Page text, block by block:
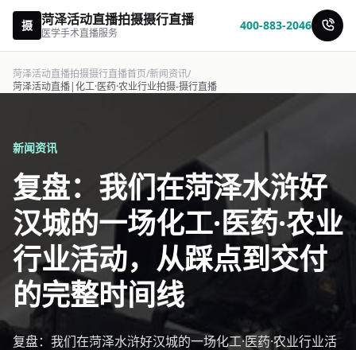
摄 菏泽活动直播拍摄摄行直播
医学手术直播服务
400-883-2046
菏泽活动直播拍摄摄行直播首页/新闻资讯/
菏泽活动直播|化工·医药·农业行业拍摄-摄行直播
新闻资讯
复盘：我们在菏泽水浒好
汉城的一场化工·医药·农业
行业活动，从踩点到交付
的完整时间线
复盘：我们在菏泽水浒好汉城的一场化工·医药·农业行业活